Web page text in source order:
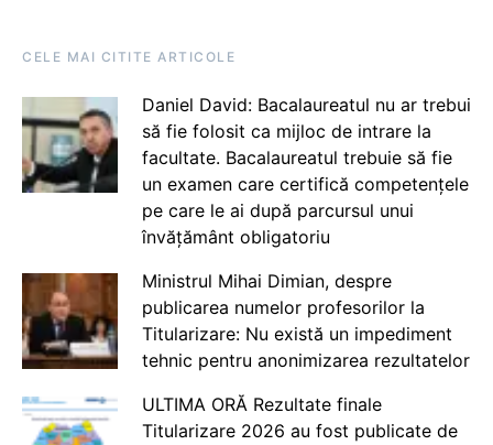
CELE MAI CITITE ARTICOLE
Daniel David: Bacalaureatul nu ar trebui
să fie folosit ca mijloc de intrare la
facultate. Bacalaureatul trebuie să fie
un examen care certifică competențele
pe care le ai după parcursul unui
învățământ obligatoriu
Ministrul Mihai Dimian, despre
publicarea numelor profesorilor la
Titularizare: Nu există un impediment
tehnic pentru anonimizarea rezultatelor
ULTIMA ORĂ Rezultate finale
Titularizare 2026 au fost publicate de